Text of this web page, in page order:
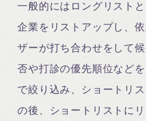
一般的にはロングリスト
企業をリストアップし、
ザーが打ち合わせをして
否や打診の優先順位など
で絞り込み、ショートリ
の後、ショートリストに